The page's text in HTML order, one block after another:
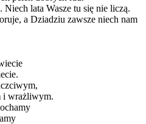
lata Wasze tu się nie liczą.
a Dziadziu zawsze niech nam
i wrażliwym.